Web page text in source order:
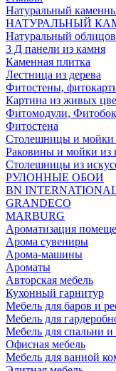
Натуральный
НАТУРАЛЬНЫЙ
Натуральный
3 Д панели из камня
Каменная плитка
Лестница из дерева
Фитостены,
Картина из живых
Фитомодули,
Фитостена
Столешницы и мойки
Раковины и мойки из
Столешницы из
РУЛОННЫЕ ОБОИ
BN
GRANDECO
MARBURG
Ароматизация
Арома сувениры
Арома-машины
Ароматы
Авторская мебель
Кухонный гарнитур
Мебель для баров и
Мебель для
Мебель для спальни и
Офисная мебель
Мебель для ванной